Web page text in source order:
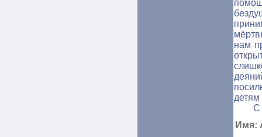
нам
детям
С
Имя: